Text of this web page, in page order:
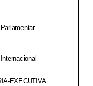
EXECUTIVA